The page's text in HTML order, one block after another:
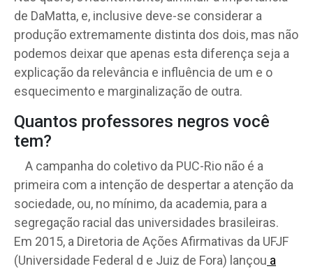
de DaMatta, e, inclusive deve-se considerar a
produção extremamente distinta dos dois, mas não
podemos deixar que apenas esta diferença seja a
explicação da relevância e influência de um e o
esquecimento e marginalização de outra.
Quantos professores negros você
tem?
A campanha do coletivo da PUC-Rio não é a
primeira com a intenção de despertar a atenção da
sociedade, ou, no mínimo, da academia, para a
segregação racial das universidades brasileiras.
Em 2015, a Diretoria de Ações Afirmativas da UFJF
(Universidade Federal d e Juiz de Fora) lançou a